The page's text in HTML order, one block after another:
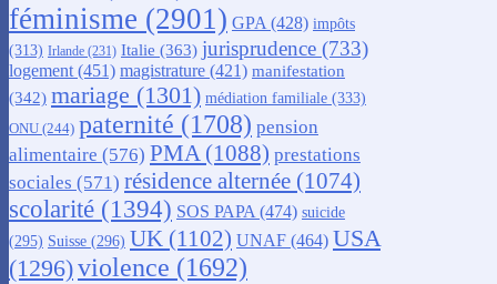
féminisme (2901) GPA(428) impôts
(313) Irlande (231) Italie (363) jurisprudence (733)
logement(451) magistrature (421) manifestation
(342) mariage (1301) médiation familiale (333)
ONU (244) paternité (1708) pension
alimentaire (576) PMA(1088) prestations
sociales (571) résidence alternée (1074)
scolarité (1394) SOS PAPA(474) suicide
(295) Suisse (296) UK (1102) UNAF (464) USA
(1296)violence (1692)